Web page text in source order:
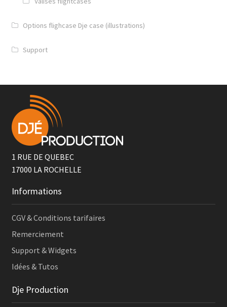
Options flighcase Dje case (illustrations)
Support
1 RUE DE QUEBEC
17000 LA ROCHELLE
Informations
CGV & Conditions tarifaires
Remerciement
Support & Widgets
Idées & Tutos
Dje Production